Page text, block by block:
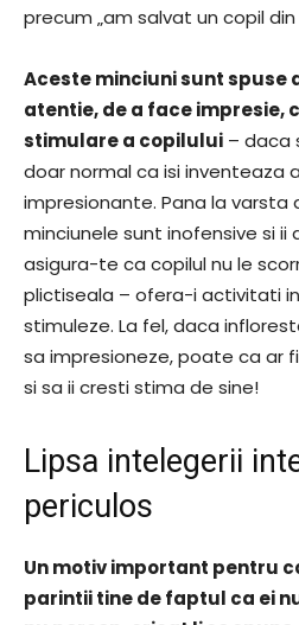
precum „am salvat un copil
Aceste minciuni sunt spuse
atentie, de a face impresie,
stimulare a copilului – daca
doar normal ca isi inventeaza
impresionante. Pana la varsta
minciunele sunt inofensive si ii
asigura-te ca copilul nu le
plictiseala – ofera-i activitati
stimuleze. La fel, daca
sa impresioneze, poate ca ar
si sa ii cresti stima de sine!
Lipsa intelegerii
periculos
Un motiv important pentru
parintii tine de faptul ca ei